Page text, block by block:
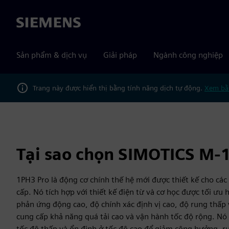
Siemens
Sản phẩm & dịch vụ Giải pháp Ngành công nghiệp
Trang này được hiển thị bằng tính năng dịch tự động. Xem
Tại sao chọn SIMOTICS M-
1PH3 Pro là động cơ chính thế hệ mới được thiết kế cho
cấp. Nó tích hợp với thiết kế điện từ và cơ học được tối ưu
phản ứng động cao, độ chính xác định vị cao, độ rung
cung cấp khả năng quá tải cao và vận hành tốc độ rộng.